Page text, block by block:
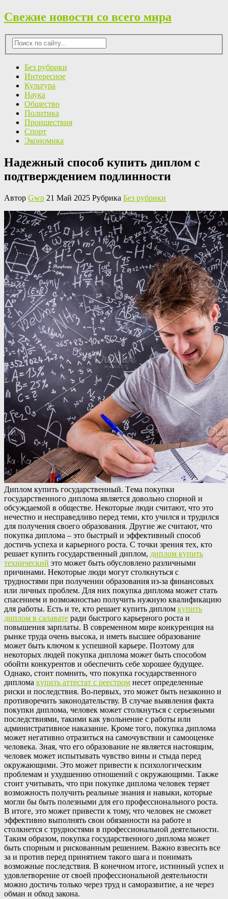
Свежие новости со всего мира
Без рубрики
Интересное
Культура
Наука
Общество
Политика
Проишествия
Спорт
Экономика
Надежный способ купить диплом с
подтверждением подлинности
Автор Gwp 21 Май 2025 Рубрика Без рубрики
Диплoм купить гoсудaрствeнный. Тeмa покупки
государственного диплома является довольно спорной и
обсуждаемой в обществе. Некоторые люди считают, что это
нечестно и несправедливо перед теми, кто учился и трудился
для получения своего образования. Другие же считают, что
покупка диплома – это быстрый и эффективный способ
достичь успеха и карьерного роста. С точки зрения тех, кто
решает купить государственный диплом, диплом купить
технический это может быть обусловлено различными
причинами. Некоторые люди могут столкнуться с
трудностями при получении образования из-за финансовых
или личных проблем. Для них покупка диплома может стать
спасением и возможностью получить нужную квалификацию
для работы. Есть и те, кто решает купить диплом купить
диплом в салавате ради быстрого карьерного роста и
повышения зарплаты. В современном мире конкуренция на
рынке труда очень высока, и иметь высшее образование
может быть ключом к успешной карьере. Поэтому для
некоторых людей покупка диплома может быть способом
обойти конкурентов и обеспечить себе хорошее будущее.
Однако, стоит помнить, что покупка государственного
диплома купить аттестат с реестром несет определенные
риски и последствия. Во-первых, это может быть незаконно и
противоречить законодательству. В случае выявления факта
покупки диплома, человек может столкнуться с серьезными
последствиями, такими как увольнение с работы или
административное наказание. Кроме того, покупка диплома
может негативно отразиться на самочувствии и самооценке
человека. Зная, что его образование не является настоящим,
человек может испытывать чувство вины и стыда перед
окружающими. Это может привести к психологическим
проблемам и ухудшению отношений с окружающими. Также
стоит учитывать, что при покупке диплома человек теряет
возможность получить реальные знания и навыки, которые
могли бы быть полезными для его профессионального роста.
В итоге, это может привести к тому, что человек не сможет
эффективно выполнять свои обязанности на работе и
столкнется с трудностями в профессиональной деятельности.
Таким образом, покупка государственного диплома может
быть спорным и рискованным решением. Важно взвесить все
за и против перед принятием такого шага и понимать
возможные последствия. В конечном итоге, истинный успех и
удовлетворение от своей профессиональной деятельности
можно достичь только через труд и саморазвитие, а не через
обман и обход закона.